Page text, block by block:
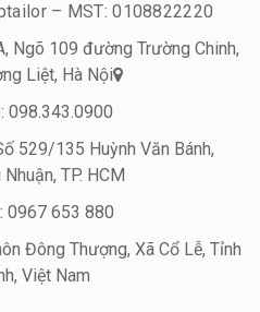
– MST: 0108822220
Ngõ 109 đường Trường Chinh,
Liệt, Hà Nội
098.343.0900
529/135 Huỳnh Văn Bánh,
TP. HCM
0967 653 880
Đông Thượng, Xã Cổ Lễ, Tỉnh
Việt Nam